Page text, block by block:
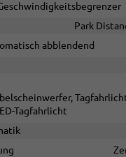
Park
abblendend
Tagfahrlicht